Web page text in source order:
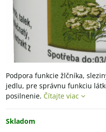
Podpora funkcie žlčníka,
jedlu, pre správnu funkciu
posilnenie. Čítajte viac
Skladom